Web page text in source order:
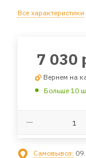
Все характеристики
7 030
Вернем на
Больше 10
Самовывоз: